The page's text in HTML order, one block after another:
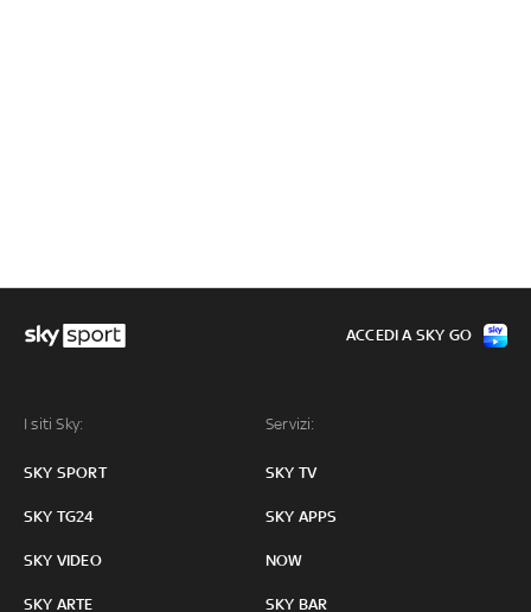
I siti Sky:
SKY SPORT
SKY TG24
SKY VIDEO
SKY ARTE
Servizi:
SKY TV
SKY APPS
NOW
SKY BAR
ACCEDI A SKY GO